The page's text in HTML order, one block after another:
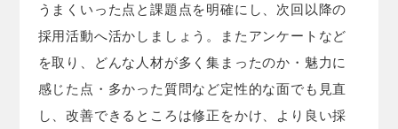
うまくいった点と課題点を明確にし、次回以降の
採用活動へ活かしましょう。またアンケートなど
を取り、どんな人材が多く集まったのか・魅力に
感じた点・多かった質問など定性的な面でも見直
し、改善できるところは修正をかけ、より良い採